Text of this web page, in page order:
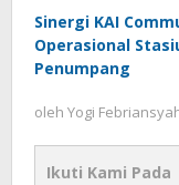
Sinergi KAI
Operasional
Penumpang
oleh Yogi
Ikuti Kami Pada